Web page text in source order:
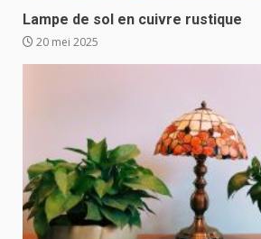
Lampe de sol en cuivre rustique
20 mei 2025